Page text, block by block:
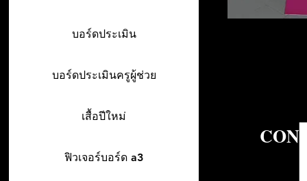
บอร์ดประเมิน
บอร์ดประเมินครูผู้ช่วย
เสื้อปีใหม่
ฟิวเจอร์บอร์ด a3